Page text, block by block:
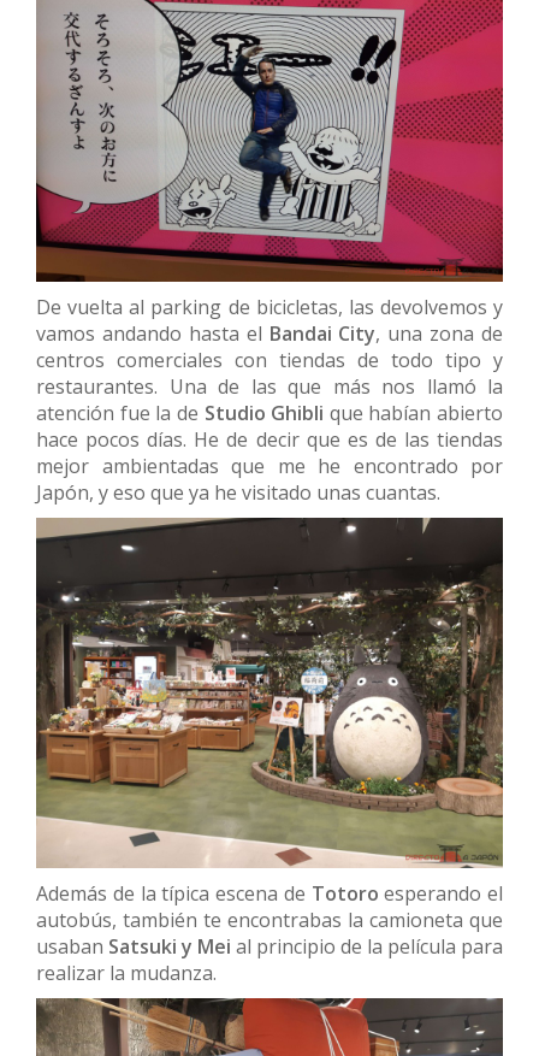
De vuelta al parking de bicicletas, las devolvemos y
vamos andando hasta el Bandai City, una zona de
centros comerciales con tiendas de todo tipo y
restaurantes. Una de las que más nos llamó la
atención fue la de Studio Ghibli que habían abierto
hace pocos días. He de decir que es de las tiendas
mejor ambientadas que me he encontrado por
Japón, y eso que ya he visitado unas cuantas.
Además de la típica escena de Totoroesperando el
autobús, también te encontrabas la camioneta que
usaban Satsuki y Mei al principio de la película para
realizar la mudanza.